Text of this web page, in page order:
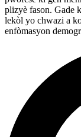
plizyè fason. Gade
lekòl yo chwazi a
enfòmasyon